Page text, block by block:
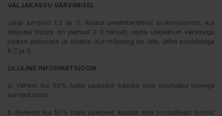
VÄLJAKASVU VÄRVIMISEL
Järgi juhiseid 1,2 ja 3. Alusta pealekandmist juuksejuurtest; kui
mõjuaja lõpuni on jäänud 2-3 minutit, jaota ülejäänud värvisegu
juukse pikkusele ja otstele. Kui mõjuaeg on läbi, jätka punktidega
6,7 ja 8.
OLULINE INFORMATSIOON
a. Vähem kui 50% halle juukseid: kasuta oma loomuliku tooniga
sarnast tooni.
b. Rohkem kui 50% halle juukseid: kasuta oma loomulikust toonist